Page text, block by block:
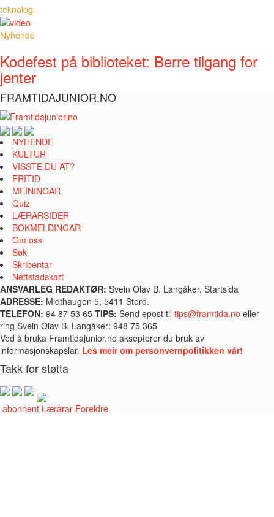
teknologi
Nyhende
Kodefest på biblioteket: Berre tilgang for
jenter
FRAMTIDAJUNIOR.NO
NYHENDE
KULTUR
VISSTE DU AT?
FRITID
MEININGAR
Quiz
LÆRARSIDER
BOKMELDINGAR
Om oss
Søk
Skribentar
Nettstadskart
ANSVARLEG REDAKTØR: Svein Olav B. Langåker, Startsida
ADRESSE: Midthaugen 5, 5411 Stord.
TELEFON: 94 87 53 65 TIPS: Send epost til tips@framtida.no eller
ring Svein Olav B. Langåker: 948 75 365
Ved å bruka Framtidajunior.no aksepterer du bruk av
informasjonskapslar. Les meir om personvernpolitikken vår!
Takk for støtta
abonnent Lærarar Foreldre